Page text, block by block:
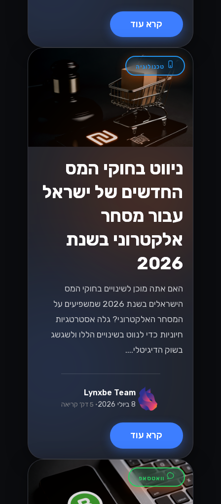
קרא עוד
טכנולוגיה
ניווט בחוקי המס
החדשים של ישראל
עבור מסחר
אלקטרוני בשנת
2026
האם אתה מוכן לשינויים בחוקי המס
הישראלים בשנת 2026 שמשפיעים על
המסחר האלקטרוני? גלה אסטרטגיות
חיוניות כדי לנווט בשינויים הללו ולשגשג
בשוק הדיגיטלי....
Lynxbe Team
8 ביולי 2026 • 5 דק׳ קריאה
קרא עוד
וואטסאפ